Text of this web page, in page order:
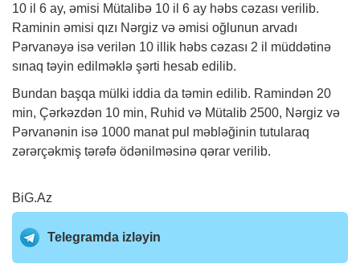
10 il 6 ay, əmisi Mütalibə 10 il 6 ay həbs cəzası verilib.
Raminin əmisi qızı Nərgiz və əmisi oğlunun arvadı
Pərvanəyə isə verilən 10 illik həbs cəzası 2 il müddətinə
sınaq təyin edilməklə şərti hesab edilib.
Bundan başqa mülki iddia da təmin edilib. Ramindən 20
min, Çərkəzdən 10 min, Ruhid və Mütalib 2500, Nərgiz və
Pərvanənin isə 1000 manat pul məbləğinin tutularaq
zərərçəkmiş tərəfə ödənilməsinə qərar verilib.
BiG.Az
Telegramda izləyin